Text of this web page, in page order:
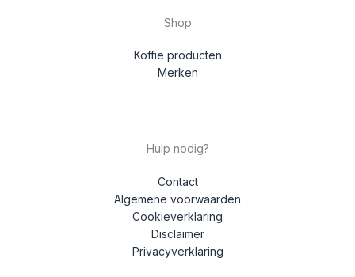
Shop
Koffie producten
Merken
Hulp nodig?
Contact
Algemene voorwaarden
Cookieverklaring
Disclaimer
Privacyverklaring